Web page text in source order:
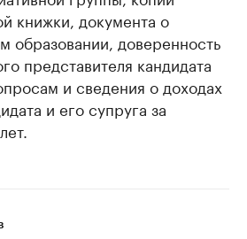
книжки, документа о
образовании, доверенность
представителя кандидата
и сведения о доходах
и его супруга за